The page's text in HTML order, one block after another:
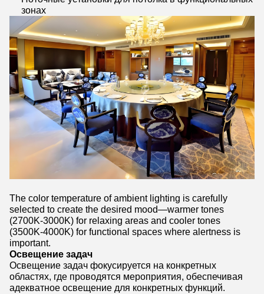
зонах
The color temperature of ambient lighting is carefully
selected to create the desired mood—warmer tones
(2700K-3000K) for relaxing areas and cooler tones
(3500K-4000K) for functional spaces where alertness is
important.
Освещение задач
Освещение задач фокусируется на конкретных
областях, где проводятся мероприятия, обеспечивая
адекватное освещение для конкретных функций.